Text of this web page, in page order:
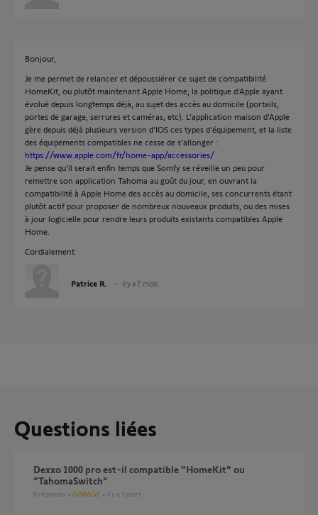
Bonjour,
Je me permet de relancer et dépoussiérer ce sujet de compatibilité
HomeKit, ou plutôt maintenant Apple Home, la politique d'Apple ayant
évolué depuis longtemps déjà, au sujet des accès au domicile (portails,
portes de garage, serrures et caméras, etc). L'application maison d'Apple
gère depuis déjà plusieurs version d'IOS ces types d'équipement, et la liste
des équipements compatibles ne cesse de s'allonger :
https://www.apple.com/fr/home-app/accessories/
Je pense qu'il serait enfin temps que Somfy se réveille un peu pour
remettre son application Tahoma au goût du jour, en ouvrant la
compatibilité à Apple Home des accès au domicile, ses concurrents étant
plutôt actif pour proposer de nombreux nouveaux produits, ou des mises
à jour logicielle pour rendre leurs produits existants compatibles Apple
Home.
Cordialement
Patrice R. il y a 7 mois
Questions liées
dexxo 1000 pro est-il compatible "HomeKit" ou
"TahomaSwitch"
8 réponses GARAGE il y a 5 jours